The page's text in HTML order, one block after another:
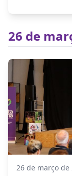
26 de
26 de março de